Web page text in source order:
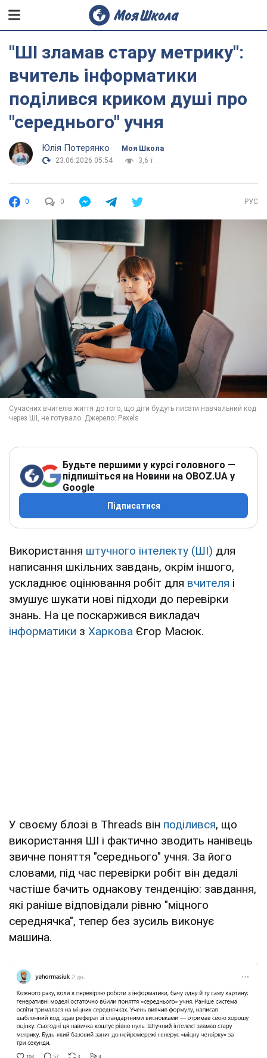
"ШІ зламав стару метрику":
вчитель інформатики
поділився криком душі про
"середнього" учня
Юлія Потерянко
Моя Школа
23.06.2026 05:54
3,6 т.
0 0 РУС
Будьте першими у курсі головного —
підпишіться на Новини на OBOZ.UA у
Google
Підписатися
Використання штучного інтелекту (ШІ) для
написання шкільних завдань, окрім іншого,
ускладнює оцінювання робіт для вчителя і
змушує шукати нові підходи до перевірки
знань. На це поскаржився викладач
інформатики з Харкова Єгор Масюк.
У своєму блозі в Threads він поділився, що
використання ШІ і фактично зводить нанівець
звичне поняття "середнього" учня. За його
словами, під час перевірки робіт він дедалі
частіше бачить однакову тенденцію: завдання,
які раніше відповідали рівню "міцного
середнячка", тепер без зусиль виконує
машина.